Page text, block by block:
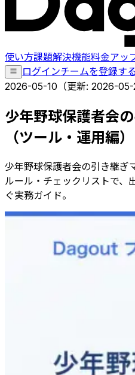
使い方課題解決機能料金アッ
ログインチームを登録する
2026-05-10 （更新: 2026-05-
少年野球保護者会
（ツール・運用編）
少年野球保護者会の引き継ぎ
ルール・チェックリストで、
ぐ実務ガイド。